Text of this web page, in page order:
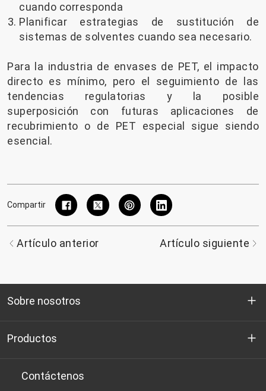
cuando corresponda
Planificar estrategias de sustitución de
sistemas de solventes cuando sea necesario.
Para la industria de envases de PET, el impacto
directo es mínimo, pero el seguimiento de las
tendencias regulatorias y la posible
superposición con futuras aplicaciones de
recubrimiento o de PET especial sigue siendo
esencial.
Compartir
Artículo anterior Artículo siguiente
Sobre nosotros
Quienes somos
I+D
Productos
Chips de PET aptos para botellas
Contáctenos